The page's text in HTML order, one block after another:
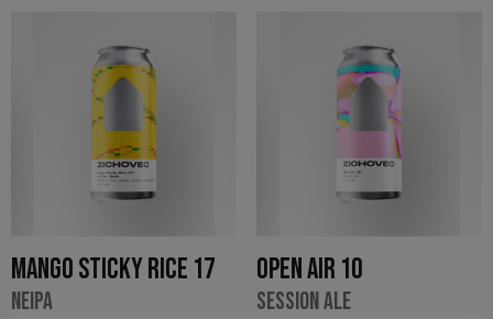
MANGO STICKY RICE 17
NEIPA
OPEN AIR 10
SESSION ALE